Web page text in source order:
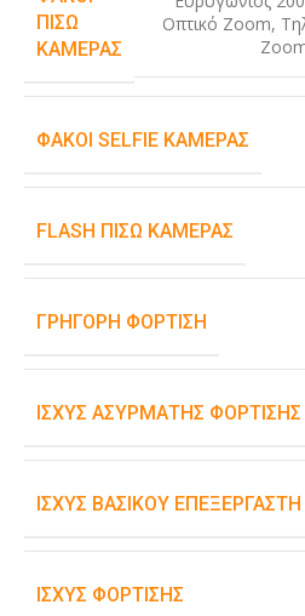
ΠΊΣΩ
ΚΆΜΕΡΑΣ
Οπτικό Zoom,
ΦΑΚΟΊ SELFIE ΚΆΜΕΡΑΣ
FLASH ΠΊΣΩ ΚΆΜΕΡΑΣ
ΓΡΉΓΟΡΗ ΦΌΡΤΙΣΗ
ΙΣΧΎΣ ΑΣΎΡΜΑΤΗΣ ΦΌΡΤΙΣΗΣ
ΙΣΧΎΣ ΒΑΣΙΚΟΎ ΕΠΕΞΕΡΓΑΣΤΉ
ΙΣΧΎΣ ΦΌΡΤΙΣΗΣ